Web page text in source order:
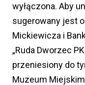
wyłączona. Aby
sugerowany jest
Mickiewicza i
„Ruda Dworzec
przeniesiony do
Muzeum